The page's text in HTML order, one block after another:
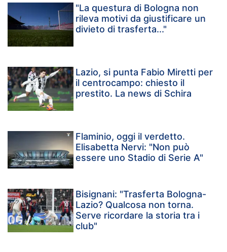
"La questura di Bologna non
rileva motivi da giustificare un
divieto di trasferta..."
Lazio, si punta Fabio Miretti per
il centrocampo: chiesto il
prestito. La news di Schira
Flaminio, oggi il verdetto.
Elisabetta Nervi: "Non può
essere uno Stadio di Serie A"
Bisignani: "Trasferta Bologna-
Lazio? Qualcosa non torna.
Serve ricordare la storia tra i
club"